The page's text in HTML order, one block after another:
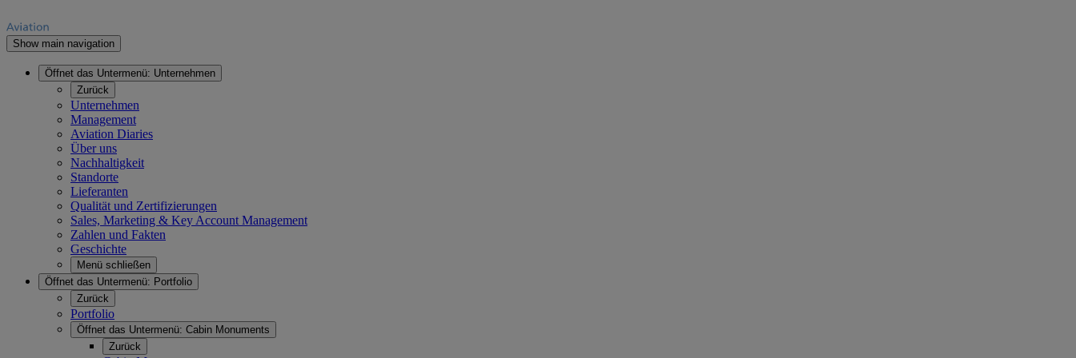
Show main navigation
Öffnet das Untermenü: Unternehmen
Zurück
Unternehmen
Management
Aviation Diaries
Über uns
Nachhaltigkeit
Standorte
Lieferanten
Qualität und Zertifizierungen
Sales, Marketing & Key Account Management
Zahlen und Fakten
Geschichte
Menü schließen
Öffnet das Untermenü: Portfolio
Zurück
Portfolio
Öffnet das Untermenü: Cabin Monuments
Zurück